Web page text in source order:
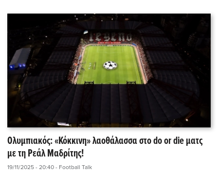
Ολυμπιακός: «Κόκκινη» λαοθάλασσα στο do or die ματς
με τη Ρεάλ Μαδρίτης!
19/11/2025 - 20:40 - Football Talk